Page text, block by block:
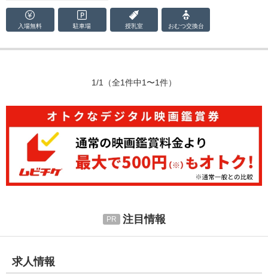
入場無料 駐車場 授乳室 おむつ交換台
1/1 （全1件中1〜1件）
注目情報
求人情報